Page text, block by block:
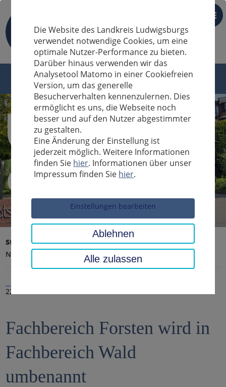
DE
Sucheingabe
Startseite Landratsamt, Landkreis
Aktuelles
Nachrichten
22.01.2020
Fachbereich Forsten wird in
Fachbereich Wald
umbenannt
Die Website des Landkreis Ludwigsburgs
verwendet notwendige Cookies, um eine
optimale Nutzer-Performance zu bieten.
Darüber hinaus verwenden wir das
Analysetool Matomo in einer Cookiefreien
Version, um das generelle
Besucherverhalten kennenzulernen. Dies
ermöglicht es uns, die Webseite noch
besser und auf den Nutzer abgestimmter
zu gestalten.
Eine Änderung der Einstellung ist
jederzeit möglich. Weitere Informationen
finden Sie hier. Informationen über unser
Impressum finden Sie hier.
Einstellungen bearbeiten
Ablehnen
Alle zulassen